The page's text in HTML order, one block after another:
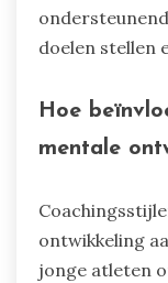
doelen stellen
Hoe
mentale
ontwikkeling
jonge atleten